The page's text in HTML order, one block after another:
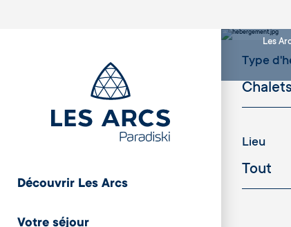
Découvrir Les Arcs
Votre séjour
Les
Type
Lieu